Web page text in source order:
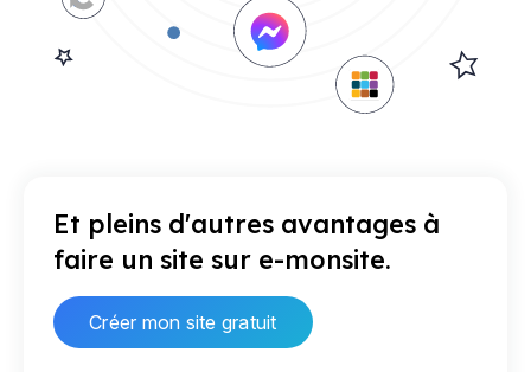
Et pleins d'autres avantages à
faire un site sur e-monsite.
Créer mon site gratuit